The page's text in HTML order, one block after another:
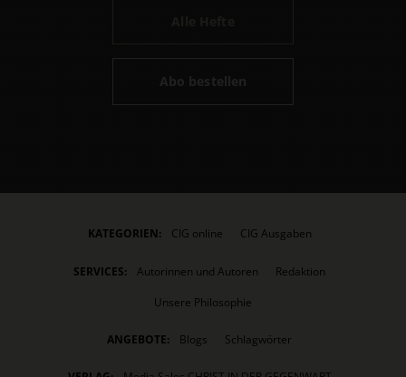
Abo bestellen
KATEGORIEN: CIG online CIG Ausgaben
SERVICES: Autorinnen und Autoren
Redaktion
Unsere Philosophie
ANGEBOTE: Blogs Schlagwörter